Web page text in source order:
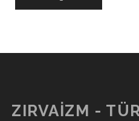
ZIRVAIZM -